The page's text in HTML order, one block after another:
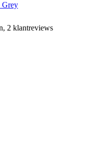
Grey
2 klantreviews